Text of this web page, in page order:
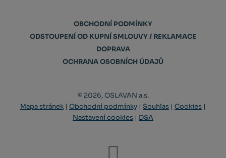
OBCHODNÍ PODMÍNKY
ODSTOUPENÍ OD KUPNÍ SMLOUVY / REKLAMACE
DOPRAVA
OCHRANA OSOBNÍCH ÚDAJŮ
© 2026, OSLAVAN a.s.
Mapa stránek | Obchodní podmínky | Souhlas | Cookies |
Nastavení cookies | DSA